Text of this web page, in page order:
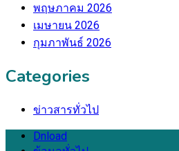
พฤษภาคม 2026
เมษายน 2026
กุมภาพันธ์ 2026
Categories
ข่าวสารทั่วไป
Dnload